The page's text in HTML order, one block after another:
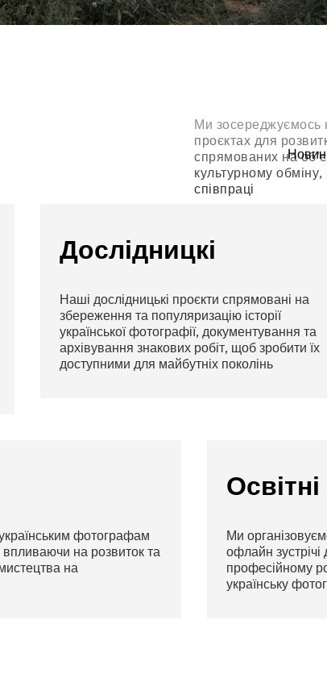
Ми зосереджуємось
проєктах для
спрямованих на
культурному
співпраці
Дослідницкі
Наші дослідницькі проєкти спрямовані на
збереження та популяризацію історії
української фотографії, документування та
архівування знакових робіт, щоб зробити їх
доступними для майбутніх поколінь
фотографам
на розвиток та
на
Освітні
Ми
офлайн
професійному
українську